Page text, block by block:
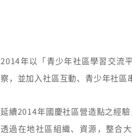
2014年以「青少年社區學習交流
察，並加入社區互動、青少年社區
延續2014年國慶社區營造點之經
透過在地社區組織、資源，整合